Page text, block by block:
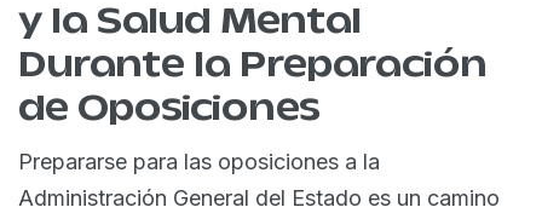
y la Salud Mental
Durante la Preparación
de Oposiciones
Prepararse para las oposiciones a la
Administración General del Estado es un camino